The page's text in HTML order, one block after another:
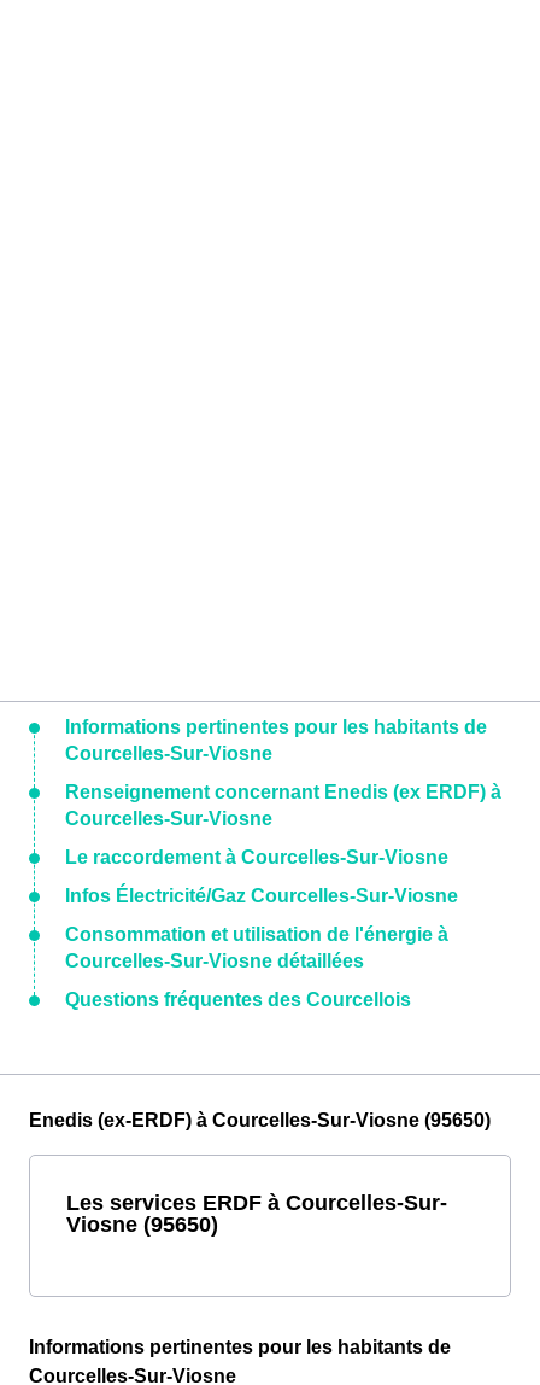
Informations pertinentes pour les habitants de
Courcelles-Sur-Viosne
Renseignement concernant Enedis (ex ERDF) à
Courcelles-Sur-Viosne
Le raccordement à Courcelles-Sur-Viosne
Infos Électricité/Gaz Courcelles-Sur-Viosne
Consommation et utilisation de l'énergie à
Courcelles-Sur-Viosne détaillées
Questions fréquentes des Courcellois
Enedis (ex-ERDF) à Courcelles-Sur-Viosne (95650)
Les services ERDF à Courcelles-Sur-
Viosne (95650)
Informations pertinentes pour les habitants de
Courcelles-Sur-Viosne